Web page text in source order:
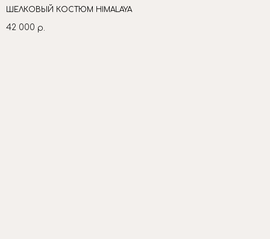
ШЕЛКОВЫЙ КОСТЮМ HIMALAYA
42 000 р.